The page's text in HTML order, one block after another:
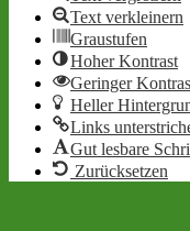
Text verkleinern
Graustufen
Hoher Kontrast
Geringer
Heller
Links
Gut lesbare
Zurücksetzen